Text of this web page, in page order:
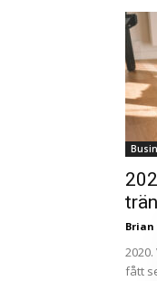
Brian
fått